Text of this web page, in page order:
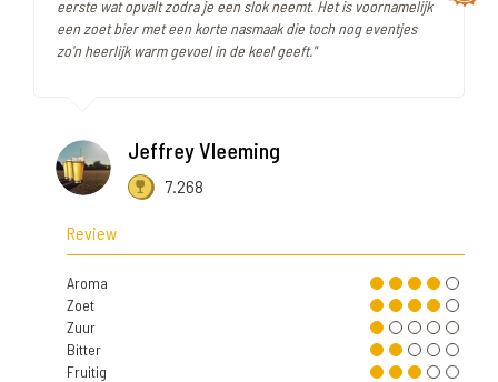
eerste wat opvalt zodra je een slok neemt. Het is voornamelijk
een zoet bier met een korte nasmaak die toch nog eventjes
zo'n heerlijk warm gevoel in de keel geeft."
Jeffrey Vleeming
7.268
Review
Aroma
Zoet
Zuur
Bitter
Fruitig